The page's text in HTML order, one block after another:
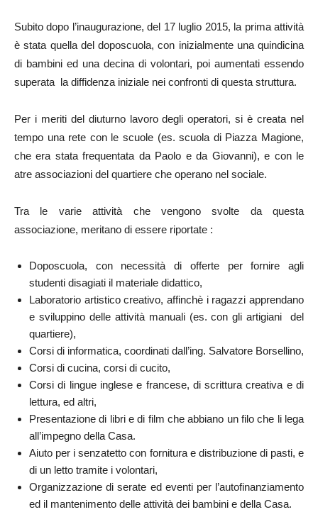
Subito dopo l’inaugurazione, del 17 luglio 2015, la prima attività
è stata quella del doposcuola, con inizialmente una quindicina
di bambini ed una decina di volontari, poi aumentati essendo
superata la diffidenza iniziale nei confronti di questa struttura.
Per i meriti del diuturno lavoro degli operatori, si è creata nel
tempo una rete con le scuole (es. scuola di Piazza Magione,
che era stata frequentata da Paolo e da Giovanni), e con le
atre associazioni del quartiere che operano nel sociale.
Tra le varie attività che vengono svolte da questa
associazione, meritano di essere riportate :
Doposcuola, con necessità di offerte per fornire agli
studenti disagiati il materiale didattico,
Laboratorio artistico creativo, affinchè i ragazzi apprendano
e sviluppino delle attività manuali (es. con gli artigiani del
quartiere),
Corsi di informatica, coordinati dall’ing. Salvatore Borsellino,
Corsi di cucina, corsi di cucito,
Corsi di lingue inglese e francese, di scrittura creativa e di
lettura, ed altri,
Presentazione di libri e di film che abbiano un filo che li lega
all’impegno della Casa.
Aiuto per i senzatetto con fornitura e distribuzione di pasti, e
di un letto tramite i volontari,
Organizzazione di serate ed eventi per l’autofinanziamento
ed il mantenimento delle attività dei bambini e della Casa.